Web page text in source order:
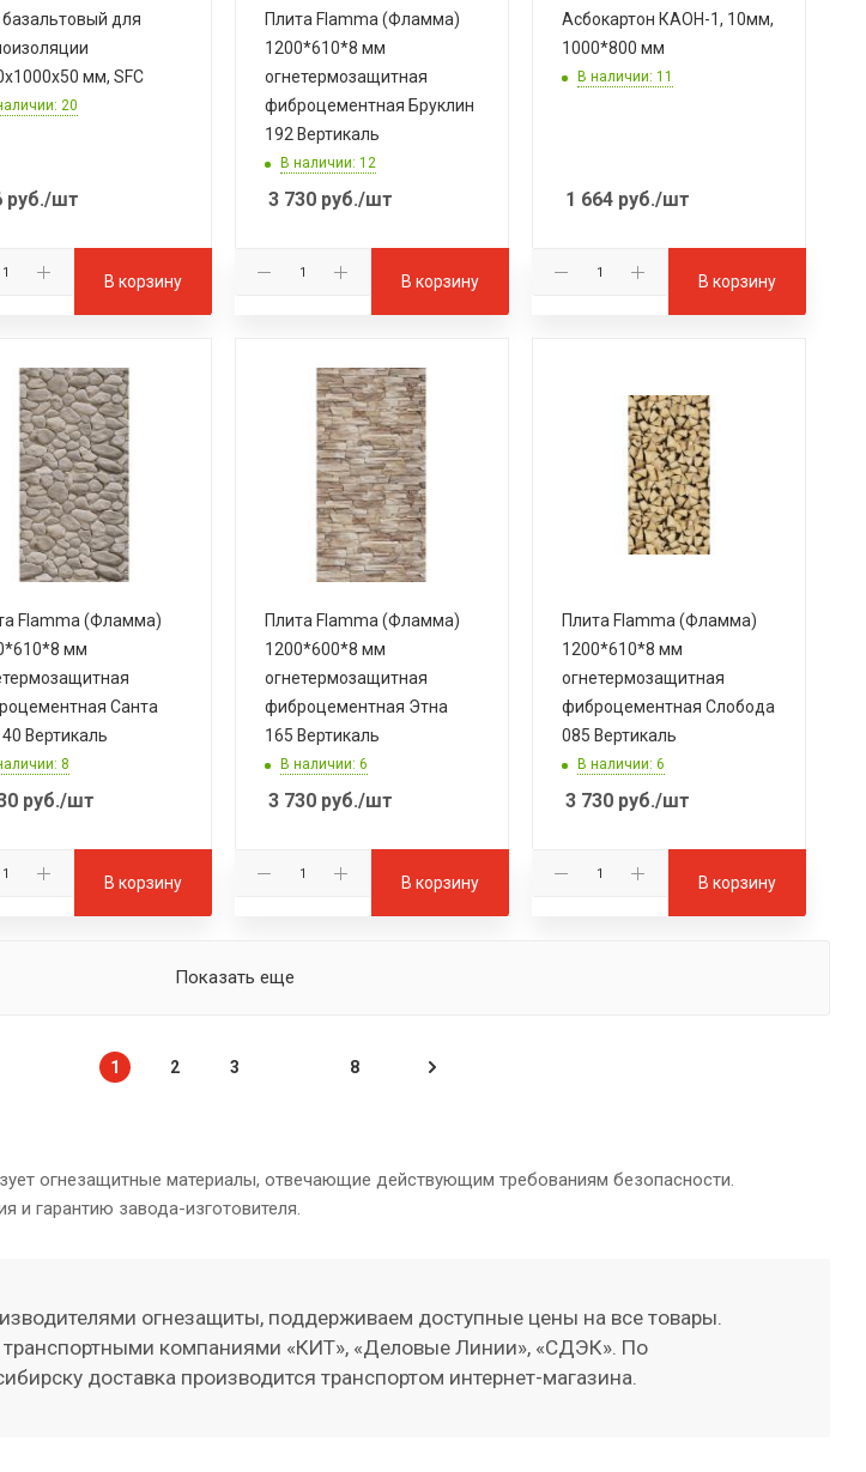
для
мм, SFC
20
руб./шт
В корзину
Плита Flamma (Фламма)
1200*610*8 мм
огнетермозащитная
фиброцементная Бруклин
192 Вертикаль
В наличии: 12
3 730руб./шт
В корзину
Асбокартон КАОН-1, 10мм,
1000*800 мм
В наличии: 11
1 664руб./шт
В корзину
Flamma (Фламма)
мм
Санта
Вертикаль
8
руб./шт
В корзину
Плита Flamma (Фламма)
1200*600*8 мм
огнетермозащитная
фиброцементная Этна
165 Вертикаль
В наличии: 6
3 730руб./шт
В корзину
Плита Flamma (Фламма)
1200*610*8 мм
огнетермозащитная
фиброцементная Слобода
085 Вертикаль
В наличии: 6
3 730руб./шт
В корзину
Показать еще
1 2 3 8
огнезащитные материалы, отвечающие действующим требованиям безопасности.
и гарантию завода-изготовителя.
огнезащиты, поддерживаем доступные цены на все товары.
компаниями «КИТ», «Деловые Линии», «СДЭК». По
доставка производится транспортом интернет-магазина.